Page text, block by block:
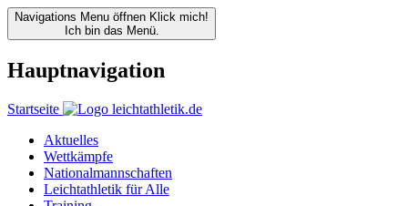
Navigations Menu öffnen Klick mich!
Ich bin das Menü.
Hauptnavigation
Startseite
Aktuelles
Wettkämpfe
Nationalmannschaften
Leichtathletik für Alle